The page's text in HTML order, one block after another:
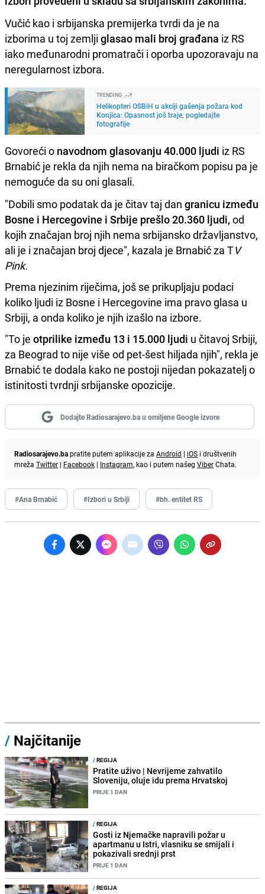
Vučić kao i srbijanska premijerka tvrdi da je na
izborima u toj zemlji glasao mali broj građana iz RS
iako međunarodni promatrači i oporba upozoravaju na
neregularnost izbora.
TRENDING
Helikopteri OSBiH u akciji gašenja požara kod
Konjica: Opasnost još traje, pogledajte
fotografije
Govoreći o navodnom glasovanju 40.000 ljudi iz RS
Brnabić je rekla da njih nema na biračkom popisu pa je
nemoguće da su oni glasali.
"Dobili smo podatak da je čitav taj dan granicu između
Bosne i Hercegovine i Srbije prešlo 20.360 ljudi, od
kojih značajan broj njih nema srbijansko državljanstvo,
ali je i značajan broj djece", kazala je Brnabić za TV
Pink.
Prema njezinim riječima, još se prikupljaju podaci
koliko ljudi iz Bosne i Hercegovine ima pravo glasa u
Srbiji, a onda koliko je njih izašlo na izbore.
"To je otprilike između 13 i 15.000 ljudi u čitavoj Srbiji,
za Beograd to nije više od pet-šest hiljada njih", rekla je
Brnabić te dodala kako ne postoji nijedan pokazatelj o
istinitosti tvrdnji srbijanske opozicije.
Dodajte Radiosarajevo.ba u omiljene Google izvore
Radiosarajevo.bapratite putem aplikacije za Android | iOS i društvenih
mreža Twitter | Facebook | Instagram, kao i putem našeg ViberChata.
#Ana Brnabić #Izbori u Srbiji #bh. entitet RS
/ Najčitanije
/REGIJA
Pratite uživo | Nevrijeme zahvatilo
Sloveniju, oluje idu prema Hrvatskoj
PRIJE 1 DAN
/REGIJA
Gosti iz Njemačke napravili požar u
apartmanu u Istri, vlasniku se smijali i
pokazivali srednji prst
PRIJE 1 DAN
/REGIJA